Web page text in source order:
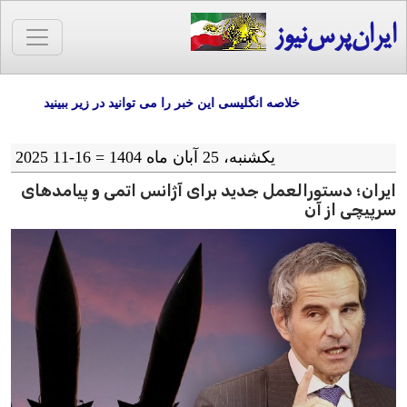
ایران‌پرس‌نیوز
خلاصه انگلیسی این خبر را می توانید در زیر ببینید
یکشنبه، 25 آبان ماه 1404 = 16-11 2025
ایران؛ دستورالعمل‌ جدید برای آژانس اتمی و پیامد‌های
سرپیچی از آن